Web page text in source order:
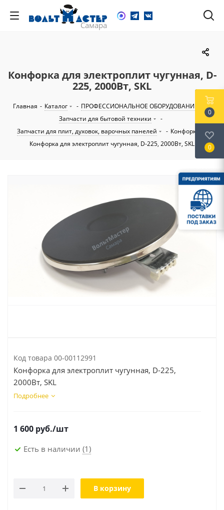
Конфорка для электроплит чугунная, D-
225, 2000Вт, SKL
Главная - Каталог - ПРОФЕССИОНАЛЬНОЕ ОБОРУДОВАНИЕ
-
Запчасти для бытовой техники
-
Запчасти для плит, духовок, варочных панелей
- Конфорки
Конфорка для электроплит чугунная, D-225, 2000Вт, SKL
Код товара 00-00112991
Конфорка для электроплит чугунная, D-225,
2000Вт, SKL
Подробнее
1 600 руб./шт
Есть в наличии (1)
В корзину
0
0